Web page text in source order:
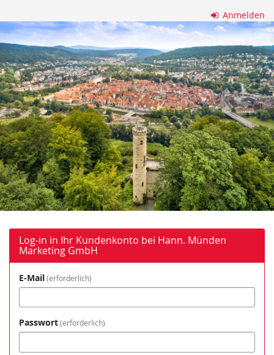
Haupt-
Inhalt
springen
Anmelden
Hann.
Münden
Marketing
GmbH
Log-in in Ihr Kundenkonto bei Hann. Münden
Marketing GmbH
E-Mail erforderlich
Passwort erforderlich